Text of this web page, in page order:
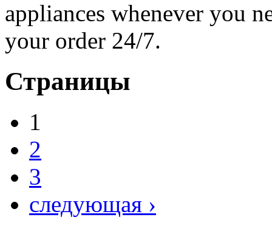
appliances whenever you
your order 24/7.
Страницы
1
2
3
следующая ›